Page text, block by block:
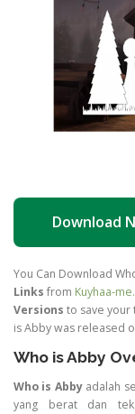
Download
You Can Download
Links from Kuyhaa-
Versions to save your
is Abby was released
Who is Abby
Who is Abbyadalah
yang berat dan